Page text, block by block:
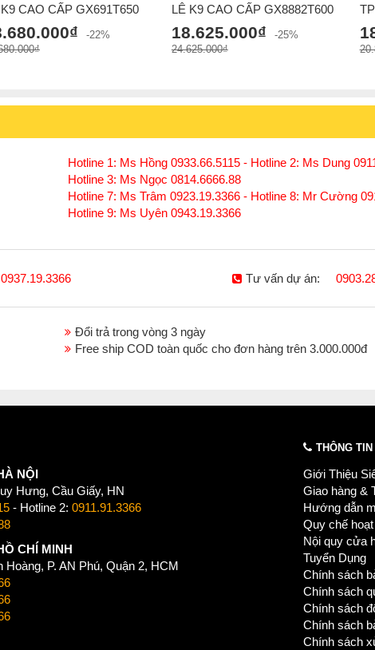
CAO CẤP GX691T650
-22%
LÊ K9 CAO CẤP GX8882T600
18.625.000₫
-25%
24.625.000₫
Hotline 1: Ms Hồng 0933.66.5115 - Hotline 2: Ms Dung
Hotline 3: Ms Ngọc 0814.6666.88
Hotline 7: Ms Trâm 0923.19.3366 - Hotline 8: Mr Cường
Hotline 9: Ms Uyên 0943.19.3366
0937.19.3366 Tư vấn dự án:
Đổi trả trong vòng 3 ngày
Free ship COD toàn quốc cho đơn hàng trên 3.000.000đ
NỘI
Hưng, Cầu Giấy, HN
- Hotline 2: 0911.91.3366
CHÍ MINH
Hoàng, P. AN Phú, Quận 2, HCM
THÔNG
Giới Thiệu
Giao hàng &
Hướng dẫn
Quy chế
Nội quy cửa
Tuyển Dụng
Chính sách
Chính sách
Chính sách
Chính sách
Chính sách